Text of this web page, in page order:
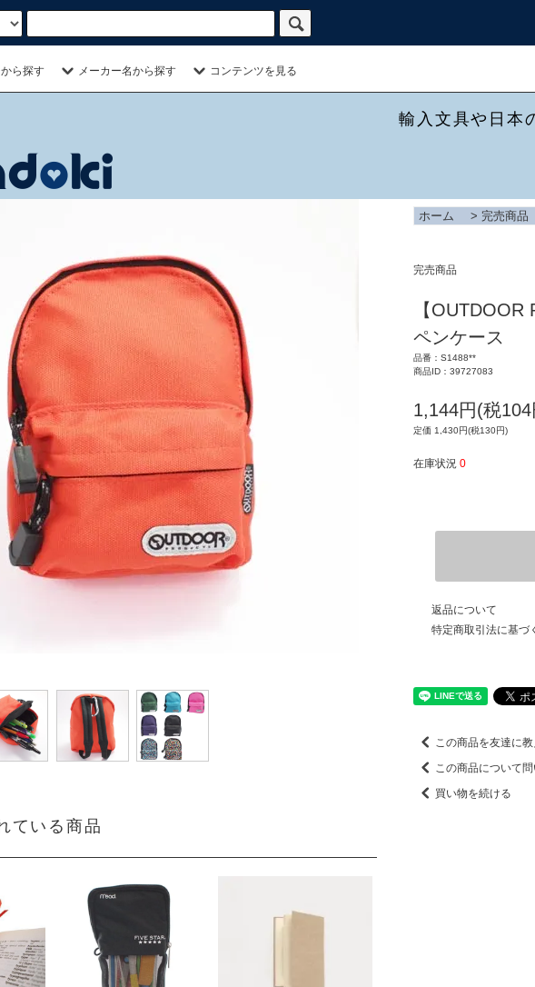
ら探す メーカー名から探す コンテンツを見る
輸入文具や日本
ている商品
ホーム > 完売商品
完売商品
【
ペンケース
品番：S1488**
商品ID：39727083
1,144円(税
定価 1,430円(税130円)
在庫状況 0
返品について
特定商取引法に基づ
この商品を友達に
この商品について
買い物を続ける